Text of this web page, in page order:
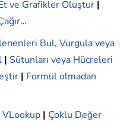
ve Grafikler Oluştur |
…
Bul, Vurgula veya
| Sütunları veya Hücreleri
| Formül olmadan
| Çoklu Değer